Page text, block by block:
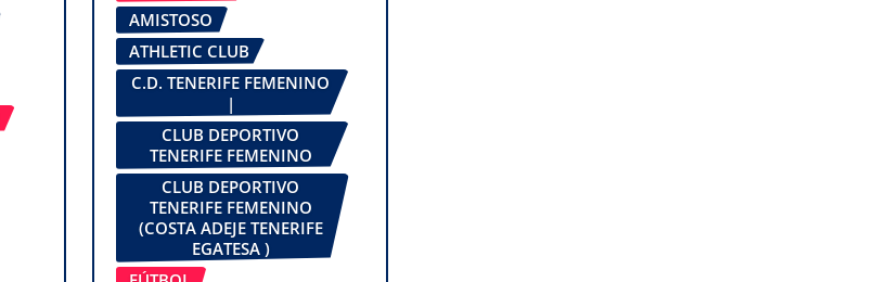
AMISTOSO
ATHLETIC CLUB
C.D. TENERIFE FEMENINO
|
CLUB DEPORTIVO
TENERIFE FEMENINO
CLUB DEPORTIVO
TENERIFE FEMENINO
(COSTA ADEJE TENERIFE
EGATESA )